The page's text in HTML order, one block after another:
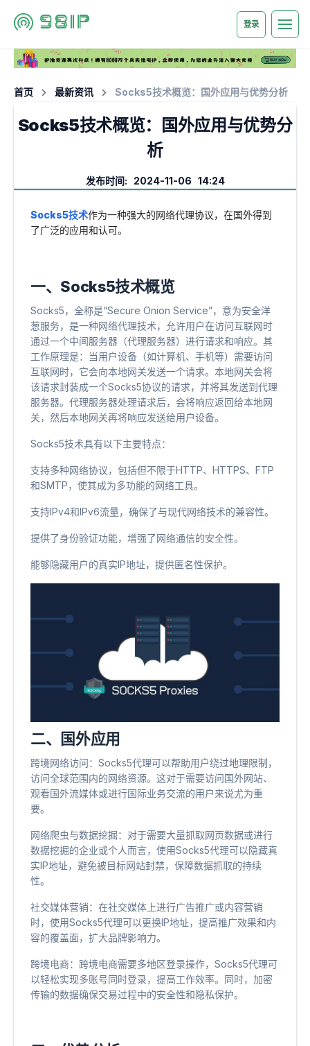
登录
首页 最新资讯 Socks5技术概览：国外应用与优势分析
Socks5技术概览：国外应用与优势分
析
发布时间: 2024-11-06 14:24
Socks5技术作为一种强大的网络代理协议，在国外得到
了广泛的应用和认可。
一、Socks5技术概览
Socks5，全称是“Secure Onion Service”，意为安全洋
葱服务，是一种网络代理技术，允许用户在访问互联网时
通过一个中间服务器（代理服务器）进行请求和响应。其
工作原理是：当用户设备（如计算机、手机等）需要访问
互联网时，它会向本地网关发送一个请求。本地网关会将
该请求封装成一个Socks5协议的请求，并将其发送到代理
服务器。代理服务器处理请求后，会将响应返回给本地网
关，然后本地网关再将响应发送给用户设备。
Socks5技术具有以下主要特点：
支持多种网络协议，包括但不限于HTTP、HTTPS、FTP
和SMTP，使其成为多功能的网络工具。
支持IPv4和IPv6流量，确保了与现代网络技术的兼容性。
提供了身份验证功能，增强了网络通信的安全性。
能够隐藏用户的真实IP地址，提供匿名性保护。
二、国外应用
跨境网络访问：Socks5代理可以帮助用户绕过地理限制，
访问全球范围内的网络资源。这对于需要访问国外网站、
观看国外流媒体或进行国际业务交流的用户来说尤为重
要。
网络爬虫与数据挖掘：对于需要大量抓取网页数据或进行
数据挖掘的企业或个人而言，使用Socks5代理可以隐藏真
实IP地址，避免被目标网站封禁，保障数据抓取的持续
性。
社交媒体营销：在社交媒体上进行广告推广或内容营销
时，使用Socks5代理可以更换IP地址，提高推广效果和内
容的覆盖面，扩大品牌影响力。
跨境电商：跨境电商需要多地区登录操作，Socks5代理可
以轻松实现多账号同时登录，提高工作效率。同时，加密
传输的数据确保交易过程中的安全性和隐私保护。